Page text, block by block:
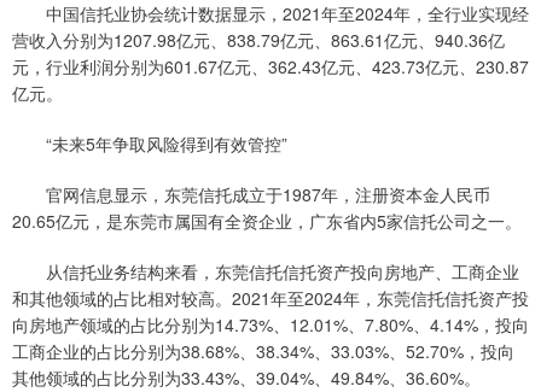
中国信托业协会统计数据显示，2021年至2024年，全行业实现经
营收入分别为1207.98亿元、838.79亿元、863.61亿元、940.36亿
元，行业利润分别为601.67亿元、362.43亿元、423.73亿元、230.87
亿元。
“未来5年争取风险得到有效管控”
官网信息显示，东莞信托成立于1987年，注册资本金人民币
20.65亿元，是东莞市属国有全资企业，广东省内5家信托公司之一。
从信托业务结构来看，东莞信托信托资产投向房地产、工商企业
和其他领域的占比相对较高。2021年至2024年，东莞信托信托资产投
向房地产领域的占比分别为14.73%、12.01%、7.80%、4.14%，投向
工商企业的占比分别为38.68%、38.34%、33.03%、52.70%，投向
其他领域的占比分别为33.43%、39.04%、49.84%、36.60%。